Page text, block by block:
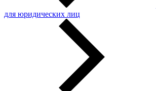
для юридических лиц